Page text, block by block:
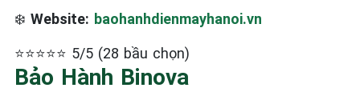
❄️ Website: baohanhdienmayhanoi.vn
⭐⭐⭐⭐⭐ 5/5 (28 bầu chọn)
Bảo Hành Binova